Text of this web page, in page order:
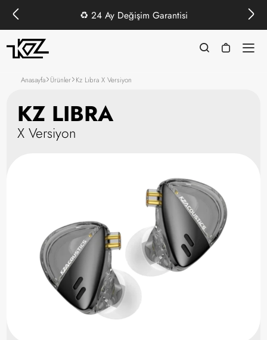
♻️ 24 Ay Değişim Garantisi
Anasayfa Ürünler Kz Lıbra X Versiyon
KZ LIBRA
X Versiyon